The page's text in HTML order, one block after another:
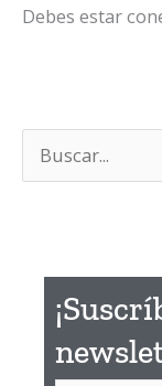
Debes estar